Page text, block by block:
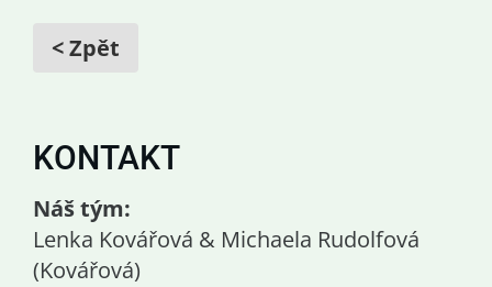
< Zpět
KONTAKT
Náš tým:
Lenka Kovářová & Michaela Rudolfová
(Kovářová)